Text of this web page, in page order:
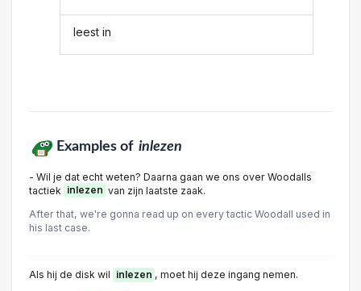
leest in
Examples of inlezen
- Wil je dat echt weten? Daarna gaan we ons over Woodalls
tactiek inlezen van zijn laatste zaak.
After that, we're gonna read up on every tactic Woodall used in
his last case.
Als hij de disk wil inlezen , moet hij deze ingang nemen.